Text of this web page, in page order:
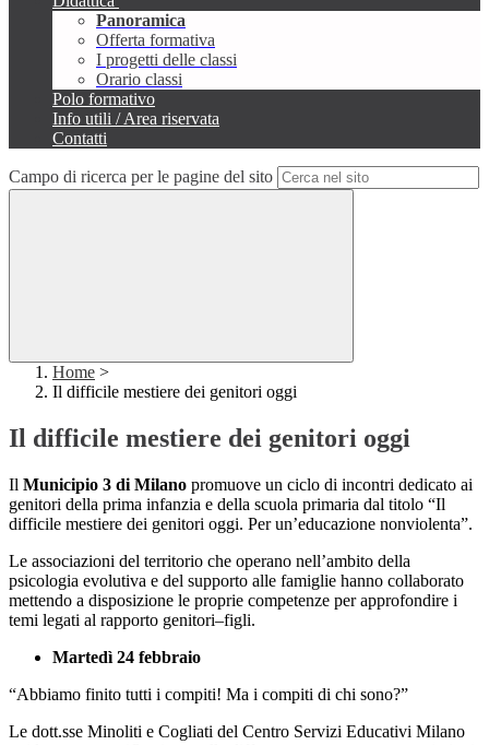
Panoramica
Offerta formativa
I progetti delle classi
Orario classi
Polo formativo
Info utili / Area riservata
Contatti
Campo di ricerca per le pagine del sito
Home >
Il difficile mestiere dei genitori oggi
Il difficile mestiere dei genitori oggi
Il Municipio 3 di Milano promuove un ciclo di incontri dedicato ai
genitori della prima infanzia e della scuola primaria dal titolo “Il
difficile mestiere dei genitori oggi. Per un’educazione nonviolenta”.
Le associazioni del territorio che operano nell’ambito della
psicologia evolutiva e del supporto alle famiglie hanno collaborato
mettendo a disposizione le proprie competenze per approfondire i
temi legati al rapporto genitori–figli.
Martedì 24 febbraio
“Abbiamo finito tutti i compiti! Ma i compiti di chi sono?”
Le dott.sse Minoliti e Cogliati del Centro Servizi Educativi Milano